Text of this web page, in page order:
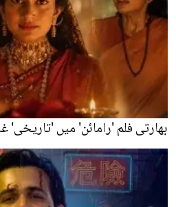
بھارتی فلم 'رامائن' میں 'تاریخی'